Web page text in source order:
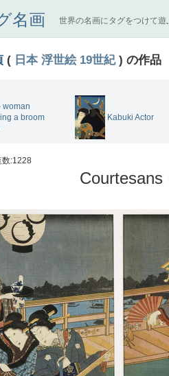
名画 世界の名画にタグをつけて遊
( 日本 浮世絵 19世紀) の作品
woman
a broom
Kabuki Actor
数:1228